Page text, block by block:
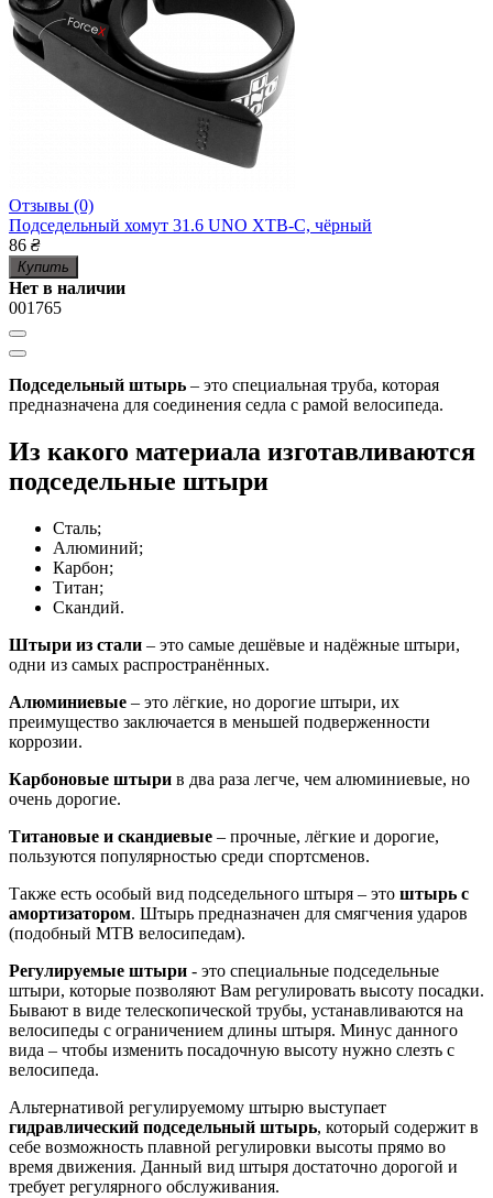
Отзывы (0)
Подседельный хомут 31.6 UNO XTB-C, чёрный
86 ₴
Купить
Нет в наличии
001765
Подседельный штырь – это специальная труба, которая
предназначена для соединения седла с рамой велосипеда.
Из какого материала изготавливаются
подседельные штыри
Сталь;
Алюминий;
Карбон;
Титан;
Скандий.
Штыри из стали – это самые дешёвые и надёжные штыри,
одни из самых распространённых.
Алюминиевые – это лёгкие, но дорогие штыри, их
преимущество заключается в меньшей подверженности
коррозии.
Карбоновые штыри в два раза легче, чем алюминиевые, но
очень дорогие.
Титановые и скандиевые – прочные, лёгкие и дорогие,
пользуются популярностью среди спортсменов.
Также есть особый вид подседельного штыря – это штырь с
амортизатором. Штырь предназначен для смягчения ударов
(подобный MTB велосипедам).
Регулируемые штыри - это специальные подседельные
штыри, которые позволяют Вам регулировать высоту посадки.
Бывают в виде телескопической трубы, устанавливаются на
велосипеды с ограничением длины штыря. Минус данного
вида – чтобы изменить посадочную высоту нужно слезть с
велосипеда.
Альтернативой регулируемому штырю выступает
гидравлический подседельный штырь, который содержит в
себе возможность плавной регулировки высоты прямо во
время движения. Данный вид штыря достаточно дорогой и
требует регулярного обслуживания.